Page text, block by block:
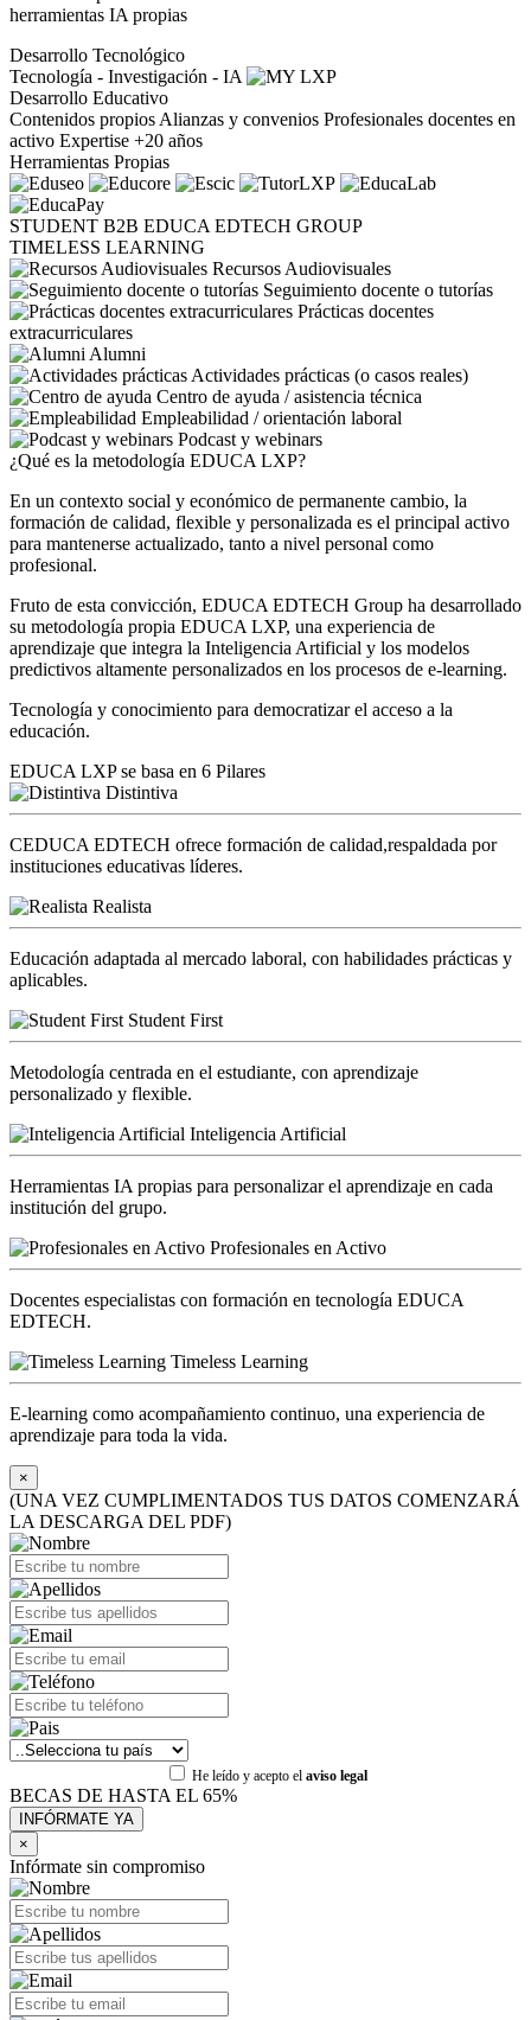
herramientas IA propias
Desarrollo Tecnológico
Tecnología - Investigación - IA
Desarrollo Educativo
Contenidos propios Alianzas y convenios Profesionales docentes en
activo Expertise +20 años
Herramientas Propias
STUDENT B2B EDUCA EDTECH GROUP
TIMELESS LEARNING
Recursos Audiovisuales
Seguimiento docente o tutorías
Prácticas docentes
extracurriculares
Alumni
Actividades prácticas (o casos reales)
Centro de ayuda / asistencia técnica
Empleabilidad / orientación laboral
Podcast y webinars
¿Qué es la metodología EDUCA LXP?
En un contexto social y económico de permanente cambio, la
formación de calidad, flexible y personalizada es el principal activo
para mantenerse actualizado, tanto a nivel personal como
profesional.
Fruto de esta convicción, EDUCA EDTECH Group ha desarrollado
su metodología propia EDUCA LXP, una experiencia de
aprendizaje que integra la Inteligencia Artificial y los modelos
predictivos altamente personalizados en los procesos de e-learning.
Tecnología y conocimiento para democratizar el acceso a la
educación.
EDUCA LXP se basa en 6 Pilares
Distintiva
CEDUCA EDTECH ofrece formación de calidad,respaldada por
instituciones educativas líderes.
Realista
Educación adaptada al mercado laboral, con habilidades prácticas y
aplicables.
Student First
Metodología centrada en el estudiante, con aprendizaje
personalizado y flexible.
Inteligencia Artificial
Herramientas IA propias para personalizar el aprendizaje en cada
institución del grupo.
Profesionales en Activo
Docentes especialistas con formación en tecnología EDUCA
EDTECH.
Timeless Learning
E-learning como acompañamiento continuo, una experiencia de
aprendizaje para toda la vida.
×
(UNA VEZ CUMPLIMENTADOS TUS DATOS COMENZARÁ
LA DESCARGA DEL PDF)
He leído y acepto el aviso legal
BECAS DE HASTA EL 65%
×
Infórmate sin compromiso